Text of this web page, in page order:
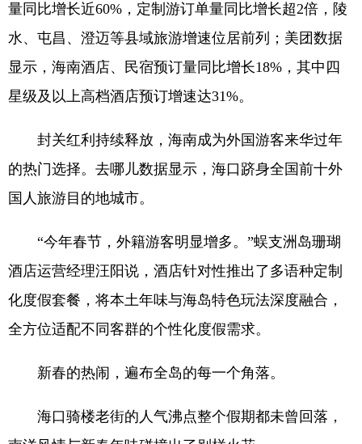
量同比增长近60%，定制游订单量同比增长超2倍，陵
水、屯昌、澄迈等县域旅游增速位居前列；美团数据
显示，海南酒店、民宿预订量同比增长18%，其中四
星级及以上高档酒店预订增速达31%。
封关红利持续释放，海南成为外国游客来华过年
的热门选择。去哪儿数据显示，海口跻身全国前十外
国人旅游目的地城市。
“今年春节，外籍游客明显增多。”蜈支洲岛珊瑚
酒店运营经理汪阳说，酒店针对性推出了多语种定制
化度假套餐，将本土年味与海岛特色玩法深度融合，
全方位适配不同客群的个性化度假需求。
新春的热闹，遍布全岛的每一个角落。
海口骑楼老街的人气沸点整个假期都未曾回落，